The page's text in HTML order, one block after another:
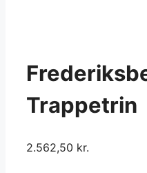
Trappetrin
2.562,50 kr.